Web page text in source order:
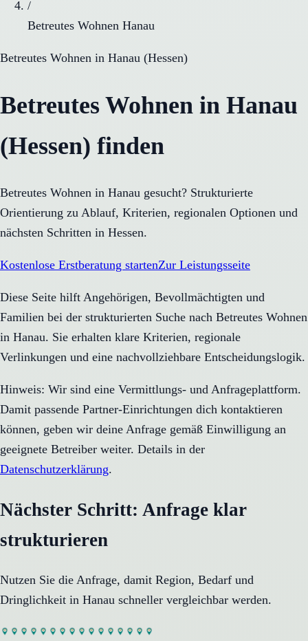
/
Betreutes Wohnen Hanau
Betreutes Wohnen in Hanau (Hessen)
Betreutes Wohnen in Hanau
(Hessen) finden
Betreutes Wohnen in Hanau gesucht? Strukturierte
Orientierung zu Ablauf, Kriterien, regionalen Optionen und
nächsten Schritten in Hessen.
Kostenlose Erstberatung startenZur Leistungsseite
Diese Seite hilft Angehörigen, Bevollmächtigten und
Familien bei der strukturierten Suche nach Betreutes Wohnen
in Hanau. Sie erhalten klare Kriterien, regionale
Verlinkungen und eine nachvollziehbare Entscheidungslogik.
Hinweis: Wir sind eine Vermittlungs- und Anfrageplattform.
Damit passende Partner-Einrichtungen dich kontaktieren
können, geben wir deine Anfrage gemäß Einwilligung an
geeignete Betreiber weiter. Details in der
Datenschutzerklärung.
Nächster Schritt: Anfrage klar
strukturieren
Nutzen Sie die Anfrage, damit Region, Bedarf und
Dringlichkeit in Hanau schneller vergleichbar werden.